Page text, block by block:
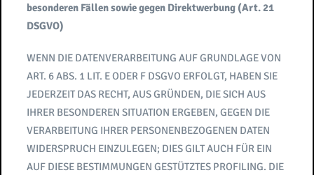
besonderen Fällen sowie gegen Direktwerbung (Art. 21
DSGVO)
WENN DIE DATENVERARBEITUNG AUF GRUNDLAGE VON
ART. 6 ABS. 1 LIT. E ODER F DSGVO ERFOLGT, HABEN SIE
JEDERZEIT DAS RECHT, AUS GRÜNDEN, DIE SICH AUS
IHRER BESONDEREN SITUATION ERGEBEN, GEGEN DIE
VERARBEITUNG IHRER PERSONENBEZOGENEN DATEN
WIDERSPRUCH EINZULEGEN; DIES GILT AUCH FÜR EIN
AUF DIESE BESTIMMUNGEN GESTÜTZTES PROFILING. DIE